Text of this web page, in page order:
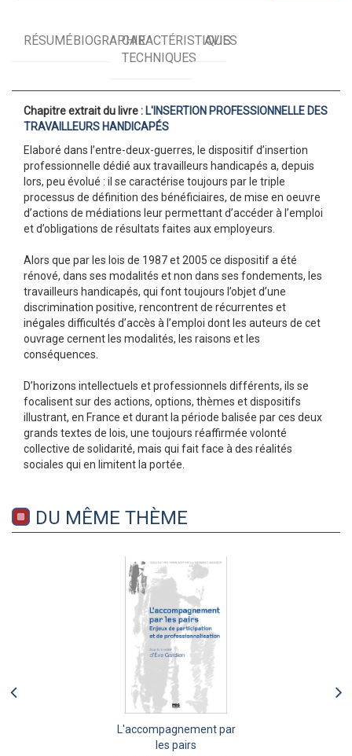
RÉSUMÉBIOGRAPHIECARACTÉRISTIQUES
TECHNIQUES
AVIS
Chapitre extrait du livre : L'INSERTION PROFESSIONNELLE DES
TRAVAILLEURS HANDICAPÉS
Elaboré dans l’entre-deux-guerres, le dispositif d’insertion
professionnelle dédié aux travailleurs handicapés a, depuis
lors, peu évolué : il se caractérise toujours par le triple
processus de définition des bénéficiaires, de mise en oeuvre
d’actions de médiations leur permettant d’accéder à l’emploi
et d’obligations de résultats faites aux employeurs.
Alors que par les lois de 1987 et 2005 ce dispositif a été
rénové, dans ses modalités et non dans ses fondements, les
travailleurs handicapés, qui font toujours l’objet d’une
discrimination positive, rencontrent de récurrentes et
inégales difficultés d’accès à l’emploi dont les auteurs de cet
ouvrage cernent les modalités, les raisons et les
conséquences.
D’horizons intellectuels et professionnels différents, ils se
focalisent sur des actions, options, thèmes et dispositifs
illustrant, en France et durant la période balisée par ces deux
grands textes de lois, une toujours réaffirmée volonté
collective de solidarité, mais qui fait face à des réalités
sociales qui en limitent la portée.
DU MÊME THÈME
L'accompagnement par
les pairs